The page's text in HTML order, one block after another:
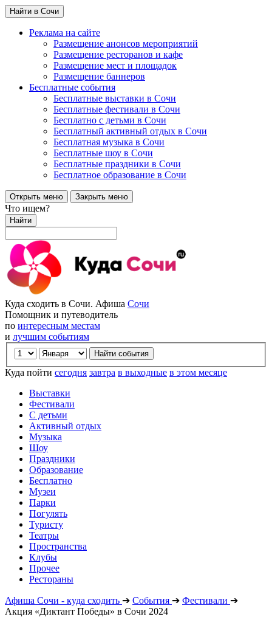
Найти в Сочи
Реклама на сайте
Размещение анонсов мероприятий
Размещение ресторанов и кафе
Размещение мест и площадок
Размещение баннеров
Бесплатные события
Бесплатные выставки в Сочи
Бесплатные фестивали в Сочи
Бесплатно с детьми в Сочи
Бесплатный активный отдых в Сочи
Бесплатная музыка в Сочи
Бесплатные шоу в Сочи
Бесплатные праздники в Сочи
Бесплатное образование в Сочи
Открыть меню Закрыть меню
Что ищем?
Найти
Куда сходить в Сочи. Афиша Сочи
Помощник и путеводитель
по интересным местам
и лучшим событиям
Куда пойти сегодня завтра в выходные в этом месяце
Выставки
Фестивали
С детьми
Активный отдых
Музыка
Шоу
Праздники
Образование
Бесплатно
Музеи
Парки
Погулять
Туристу
Театры
Пространства
Клубы
Прочее
Рестораны
Афиша Сочи - куда сходить ➔ События ➔ Фестивали ➔
Акция «Диктант Победы» в Сочи 2024